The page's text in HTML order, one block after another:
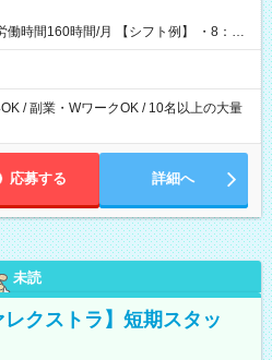
間/月 【シフト例】 ・8：00
/ 副業・WワークOK / 10名以上の大量
応募する 詳細へ
未読
クストラ】短期スタッ